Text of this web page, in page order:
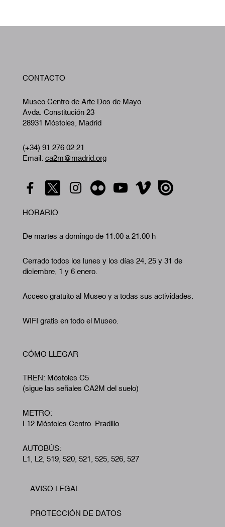
CONTACTO
Museo Centro de Arte Dos de Mayo
Avda. Constitución 23
28931 Móstoles, Madrid
(+34) 91 276 02 21
Email: ca2m@madrid.org
HORARIO
De martes a domingo de 11:00 a 21:00 h
Cerrado todos los lunes y los días 24, 25 y 31 de
diciembre, 1 y 6 enero.
Acceso gratuito al Museo y a todas sus actividades.
WIFI gratis en todo el Museo.
CÓMO LLEGAR
TREN: Móstoles C5
(sigue las señales CA2M del suelo)
METRO:
L12 Móstoles Centro. Pradillo
AUTOBÚS:
L1, L2, 519, 520, 521, 525, 526, 527
Footer
AVISO LEGAL
PROTECCIÓN DE DATOS